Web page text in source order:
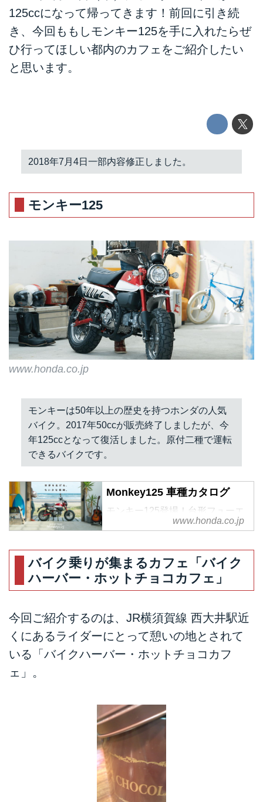
125ccになって帰ってきます！前回に引き続
き、今回ももしモンキー125を手に入れたらぜ
ひ行ってほしい都内のカフェをご紹介したい
と思います。
2018年7月4日一部内容修正しました。
モンキー125
www.honda.co.jp
モンキーは50年以上の歴史を持つホンダの人気
バイク。2017年50ccが販売終了しましたが、今
年125ccとなって復活しました。原付二種で運転
できるバイクです。
Monkey125 車種カタログ
モンキー125登場！台形フューエ
ルタンク・タックロールシート・
さをそのままに、トルクフルな
125ccエンジンを搭載。いつでも
一緒にいたくなる。どこまでも走
りたくなる。そんなバイクに仕上
www.honda.co.jp
バイク乗りが集まるカフェ「バイク
ハーバー・ホットチョコカフェ」
今回ご紹介するのは、JR横須賀線 西大井駅近
くにあるライダーにとって憩いの地とされて
いる「バイクハーバー・ホットチョコカフ
ェ」。